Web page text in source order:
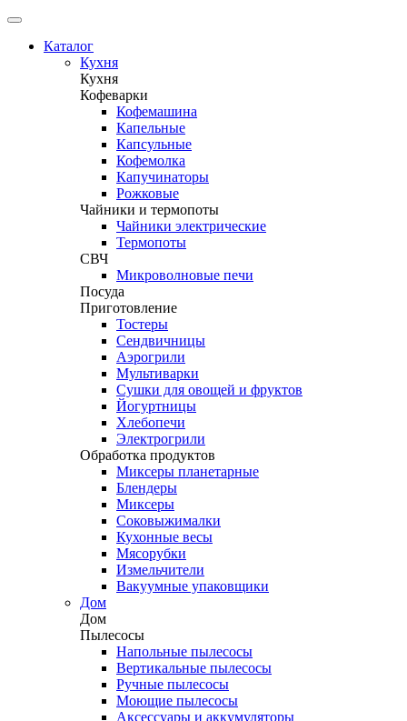
Каталог
Кухня
Кухня
Кофеварки
Кофемашина
Капельные
Капсульные
Кофемолка
Капучинаторы
Рожковые
Чайники и термопоты
Чайники электрические
Термопоты
СВЧ
Микроволновые печи
Посуда
Приготовление
Тостеры
Сендвичницы
Аэрогрили
Мультиварки
Сушки для овощей и фруктов
Йогуртницы
Хлебопечи
Электрогрили
Обработка продуктов
Миксеры планетарные
Блендеры
Миксеры
Соковыжималки
Кухонные весы
Мясорубки
Измельчители
Вакуумные упаковщики
Дом
Дом
Пылесосы
Напольные пылесосы
Вертикальные пылесосы
Ручные пылесосы
Моющие пылесосы
Аксессуары и аккумуляторы